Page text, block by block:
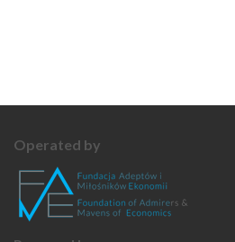
Operated by